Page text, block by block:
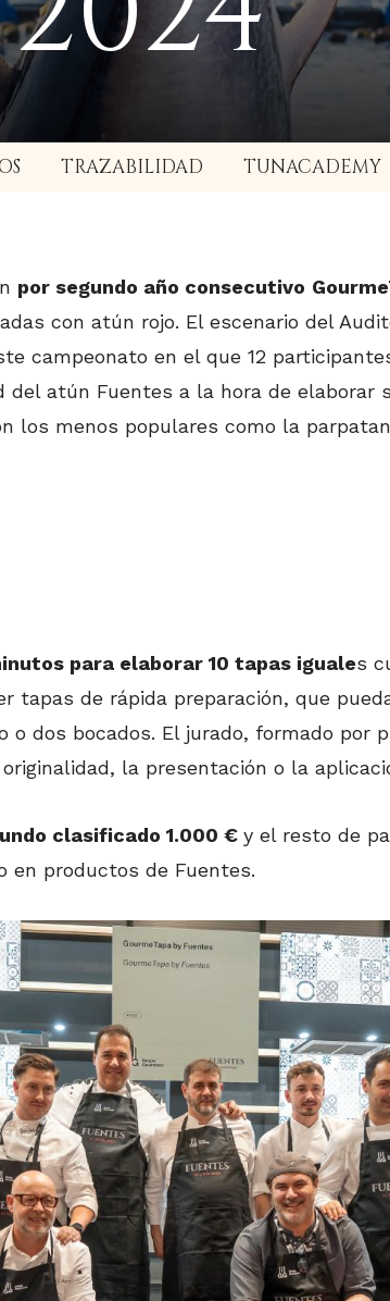
TRAZABILIDAD TUNACADEMY
por segundo año consecutivo
con atún rojo. El escenario del
campeonato en el que 12
del atún Fuentes a la hora de elaborar
los menos populares como la
para elaborar 10 tapas iguales
tapas de rápida preparación, que
o dos bocados. El jurado, formado por
la presentación o la
clasificado 1.000 € y el resto de
en productos de Fuentes.